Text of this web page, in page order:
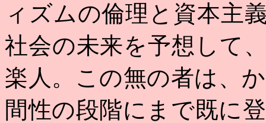
ィズムの倫理と資本主
社会の未来を予想して
楽人。この無の者は、
間性の段階にまで既に